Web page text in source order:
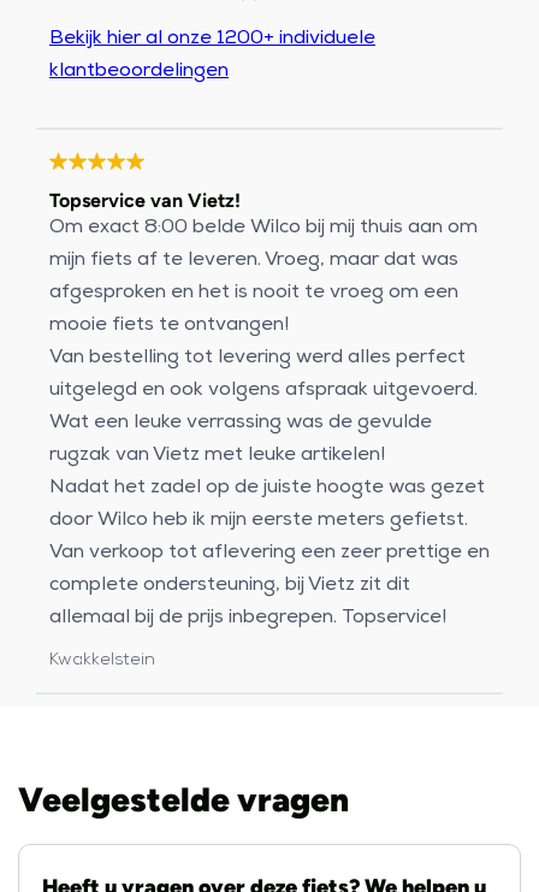
Bekijk hier al onze 1200+ individuele
klantbeoordelingen
Topservice van Vietz!
Om exact 8:00 belde Wilco bij mij thuis aan om
mijn fiets af te leveren. Vroeg, maar dat was
afgesproken en het is nooit te vroeg om een
mooie fiets te ontvangen!
Van bestelling tot levering werd alles perfect
uitgelegd en ook volgens afspraak uitgevoerd.
Wat een leuke verrassing was de gevulde
rugzak van Vietz met leuke artikelen!
Nadat het zadel op de juiste hoogte was gezet
door Wilco heb ik mijn eerste meters gefietst.
Van verkoop tot aflevering een zeer prettige en
complete ondersteuning, bij Vietz zit dit
allemaal bij de prijs inbegrepen. Topservice!
Kwakkelstein
Veelgestelde vragen